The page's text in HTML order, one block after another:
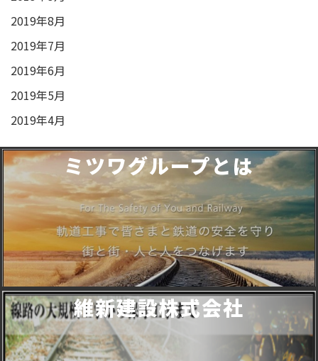
2019年8月
2019年7月
2019年6月
2019年5月
2019年4月
ミツワグループとは
維新建設株式会社